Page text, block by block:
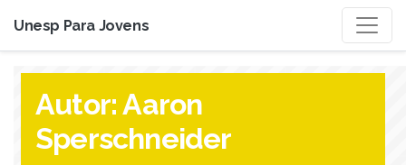
Unesp Para Jovens
Autor:Aaron
Sperschneider